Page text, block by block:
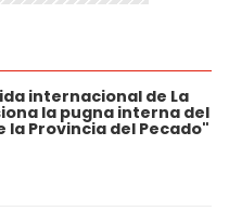
internacional de La
la pugna interna del
la Provincia del Pecado"